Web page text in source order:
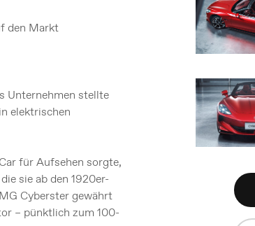
den Markt
Unternehmen stellte
elektrischen
für Aufsehen sorgte,
sie ab den 1920er-
Cyberster gewährt
– pünktlich zum 100-